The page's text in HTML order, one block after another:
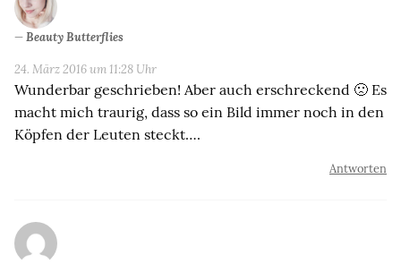
Beauty Butterflies
24. März 2016 um 11:28 Uhr
Wunderbar geschrieben! Aber auch erschreckend 🙁 Es
macht mich traurig, dass so ein Bild immer noch in den
Köpfen der Leuten steckt….
Antworten